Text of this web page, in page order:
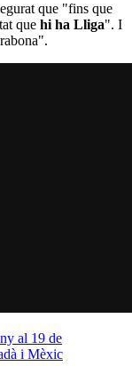
que "fins que
que hi ha Lliga". I